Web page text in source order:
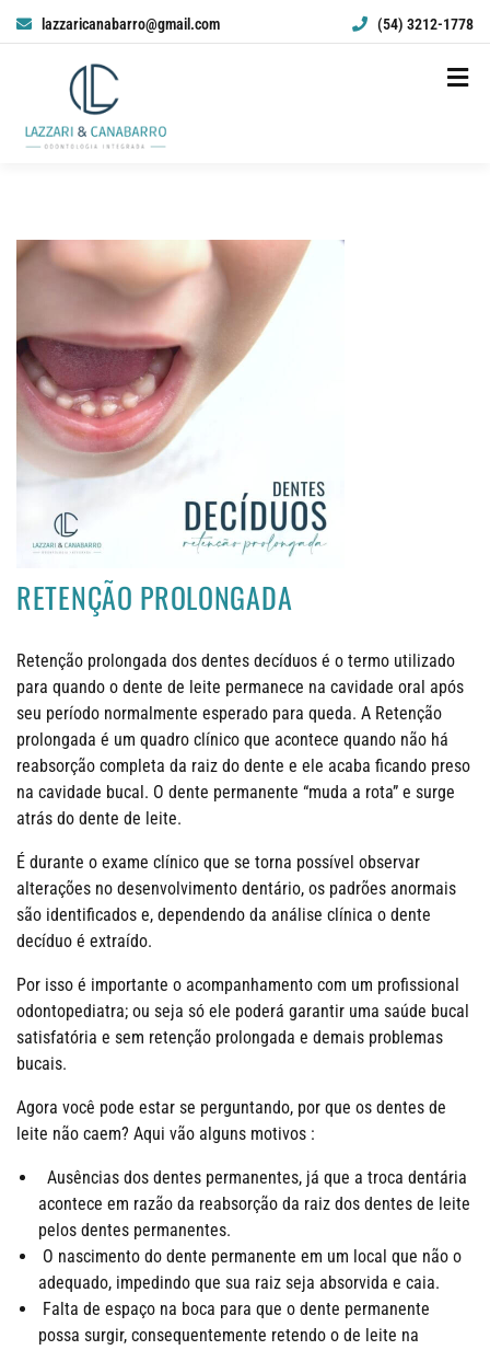
lazzaricanabarro@gmail.com (54) 3212-1778
RETENÇÃO PROLONGADA
Retenção prolongada dos dentes decíduos é o termo utilizado
para quando o dente de leite permanece na cavidade oral após
seu período normalmente esperado para queda. A Retenção
prolongada é um quadro clínico que acontece quando não há
reabsorção completa da raiz do dente e ele acaba ficando preso
na cavidade bucal. O dente permanente “muda a rota” e surge
atrás do dente de leite.
É durante o exame clínico que se torna possível observar
alterações no desenvolvimento dentário, os padrões anormais
são identificados e, dependendo da análise clínica o dente
decíduo é extraído.
Por isso é importante o acompanhamento com um profissional
odontopediatra; ou seja só ele poderá garantir uma saúde bucal
satisfatória e sem retenção prolongada e demais problemas
bucais.
Agora você pode estar se perguntando, por que os dentes de
leite não caem? Aqui vão alguns motivos :
Ausências dos dentes permanentes, já que a troca dentária
acontece em razão da reabsorção da raiz dos dentes de leite
pelos dentes permanentes.
O nascimento do dente permanente em um local que não o
adequado, impedindo que sua raiz seja absorvida e caia.
Falta de espaço na boca para que o dente permanente
possa surgir, consequentemente retendo o de leite na